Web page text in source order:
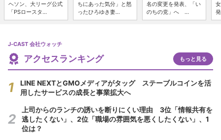
ヘソン、大リーグ公式
「PSロースタ...
ちにあった気分」と怒
ったひろゆき妻...
名の変更を発表、「い
のちの党」へ ...
J-CAST 会社ウォッチ
アクセスランキング もっと見る
LINE NEXTとGMOメディアがタッグ ステーブルコインを活
用したサービスの成長と事業拡大へ
上司からのランチの誘いを断りにくい理由 3位「情報共有を
逃したくない」、2位「職場の雰囲気を悪くしたくない」、1
位は？